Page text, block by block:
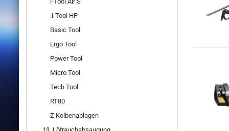
.i-Tool HP
Basic Tool
Ergo Tool
Power Tool
Micro Tool
Tech Tool
RT80
Z Kolbenablagen